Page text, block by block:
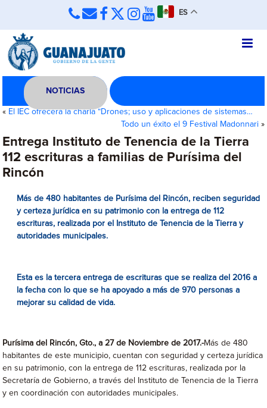
ES
NOTICIAS
« El IEC ofrecerá la charla “Drones; uso y aplicaciones de sistemas…
Todo un éxito el 9 Festival Madonnari»
Entrega Instituto de Tenencia de la Tierra
112 escrituras a familias de Purísima del
Rincón
Más de 480 habitantes de Purísima del Rincón, reciben seguridad
y certeza jurídica en su patrimonio con la entrega de 112
escrituras, realizada por el Instituto de Tenencia de la Tierra y
autoridades municipales.
Esta es la tercera entrega de escrituras que se realiza del 2016 a
la fecha con lo que se ha apoyado a más de 970 personas a
mejorar su calidad de vida.
Purísima del Rincón, Gto., a 27 de Noviembre de 2017.-Más de 480
habitantes de este municipio, cuentan con seguridad y certeza jurídica
en su patrimonio, con la entrega de 112 escrituras, realizada por la
Secretaría de Gobierno, a través del Instituto de Tenencia de la Tierra
y en coordinación con autoridades municipales.